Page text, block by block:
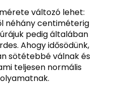
változó lehet:
néhány centiméterig
pedig általában
Ahogy idősödünk,
sötétebbé válnak és
teljesen normális